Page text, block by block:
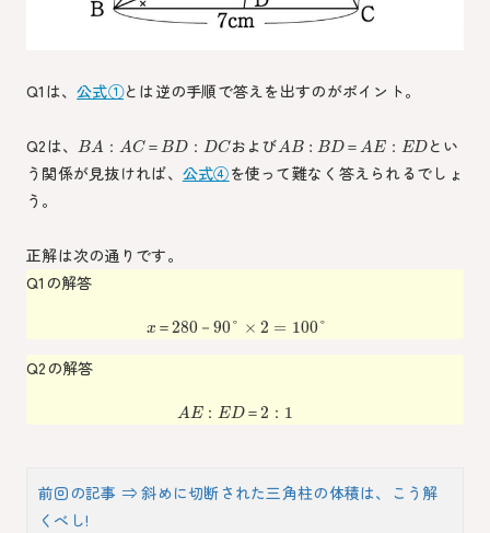
Q1は、公式①とは逆の手順で答えを出すのがポイント。
Q2は、BA ：AC＝ BD： DCおよびAB : BD ＝AE： EDとい
う関係が見抜ければ、 公式④を使って難なく答えられるでしょ
う。
正解は次の通りです。
Q1の解答
x ＝280 －90° × 2 = 100°
Q2の解答
AE：ED＝ 2 ： 1
前回の記事 ⇒ 斜めに切断された三角柱の体積は、こう解
くべし!